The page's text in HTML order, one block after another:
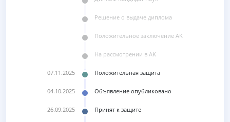
Решение o выдаче диплома
Положительное заключение AK
Ha рассмотрении в AK
07.11.2025 Положительная защита
04.10.2025 Объявление опубликовано
26.09.2025 Принят к защите